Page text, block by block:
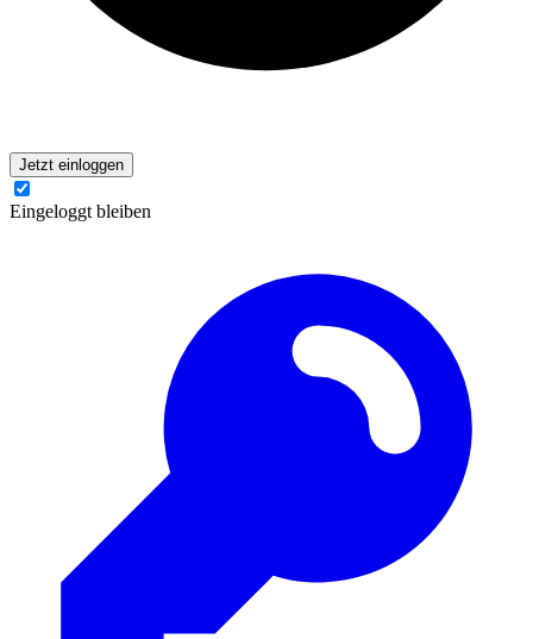
Jetzt einloggen
Eingeloggt bleiben